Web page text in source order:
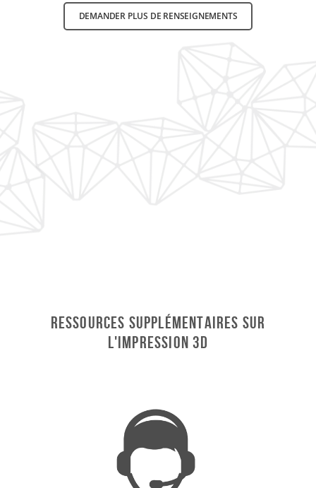
DEMANDER PLUS DE RENSEIGNEMENTS
Ressources supplémentaires sur
l'impression 3D